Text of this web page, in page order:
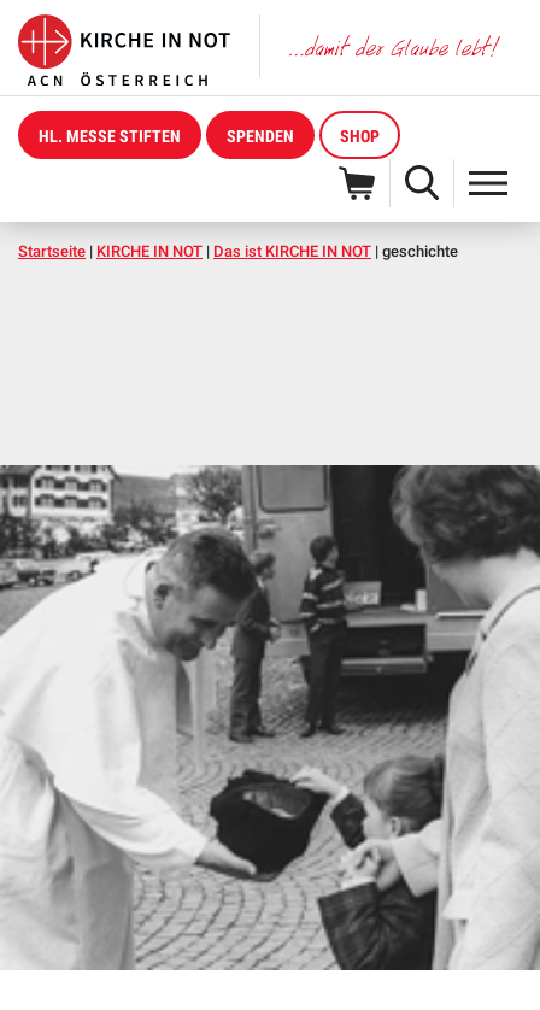
HL. MESSE STIFTEN SPENDEN SHOP
Startseite | KIRCHE IN NOT | Das ist KIRCHE IN NOT | geschichte